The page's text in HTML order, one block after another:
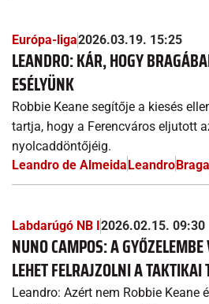
Európa-liga2026.03.19. 15:25
LEANDRO: KÁR, HOGY
ESÉLYÜNK
Robbie Keane segítője a kiesés
tartja, hogy a Ferencváros eljutott
nyolcaddöntőjéig.
Leandro de AlmeidaLeandroBraga
Labdarúgó NB I2026.02.15. 09:30
NUNO CAMPOS: A
LEHET FELRAJZOLNI A
Leandro: Azért nem Robbie Keane